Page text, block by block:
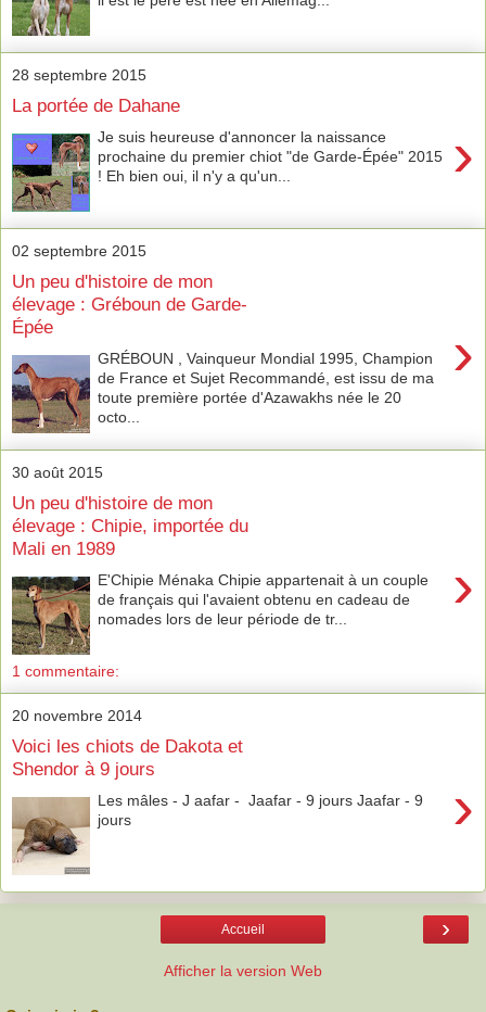
28 septembre 2015
La portée de Dahane
›
Je suis heureuse d'annoncer la naissance
prochaine du premier chiot "de Garde-Épée" 2015
! Eh bien oui, il n'y a qu'un...
02 septembre 2015
Un peu d'histoire de mon
élevage : Gréboun de Garde-
Épée
›
GRÉBOUN , Vainqueur Mondial 1995, Champion
de France et Sujet Recommandé, est issu de ma
toute première portée d'Azawakhs née le 20
octo...
30 août 2015
Un peu d'histoire de mon
élevage : Chipie, importée du
Mali en 1989
›
E'Chipie Ménaka Chipie appartenait à un couple
de français qui l'avaient obtenu en cadeau de
nomades lors de leur période de tr...
1 commentaire:
20 novembre 2014
Voici les chiots de Dakota et
Shendor à 9 jours
›
Les mâles - J aafar - Jaafar - 9 jours Jaafar - 9
jours
›
Accueil
Afficher la version Web